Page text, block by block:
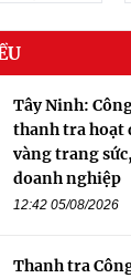
Tây Ninh:
thanh tra hoạt
vàng trang
doanh nghiệp
12:42 05/08/2026
Thanh tra